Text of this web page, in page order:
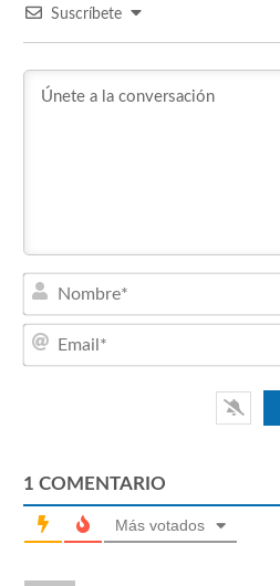
Suscríbete
1 COMENTARIO
Más votados